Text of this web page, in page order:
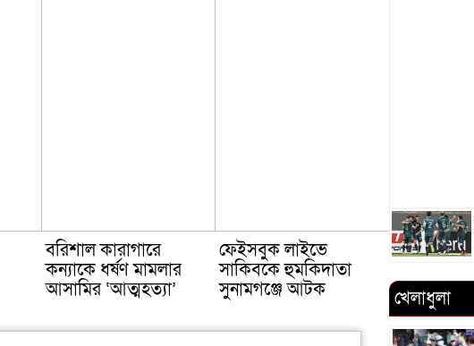
বরিশাল কারাগারে
কন্যাকে ধর্ষণ মামলার
আসামির ‘আত্মহত্যা’
ফেইসবুক লাইভে
সাকিবকে হুমকিদাতা
সুনামগঞ্জে আটক
খেলাধুলা